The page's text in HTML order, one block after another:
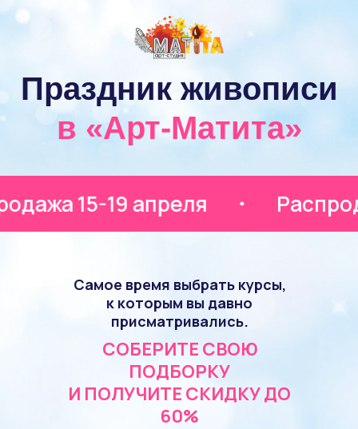
Праздник живописи
в «Арт-Матита»
15-19 апреля
Самое время выбрать курсы,
к которым вы давно
присматривались.
СОБЕРИТЕ СВОЮ
ПОДБОРКУ
И ПОЛУЧИТЕ СКИДКУ ДО
60%